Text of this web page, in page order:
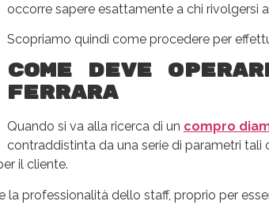
occorre sapere esattamente a chi rivolgersi
Scopriamo quindi come procedere per
Come deve
Ferrara
Quando si va alla ricerca di un compro
contraddistinta da una serie di parametri
il cliente.
professionalità dello staff, proprio per